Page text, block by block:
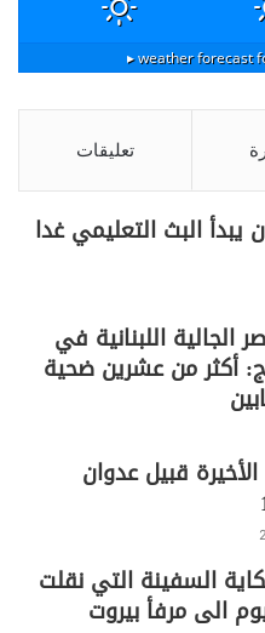
تعليقات
يبدأ البث التعليمي غدا
الجالية اللبنانية في
أكثر من عشرين ضحية
قبيل عدوان
السفينة التي نقلت
الى مرفأ بيروت